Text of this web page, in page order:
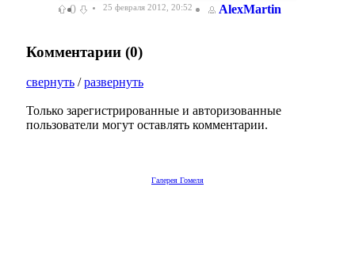
0 25 февраля 2012, 20:52 AlexMartin
Комментарии (0)
свернуть /развернуть
Только зарегистрированные и авторизованные
пользователи могут оставлять комментарии.
Галерея Гомеля